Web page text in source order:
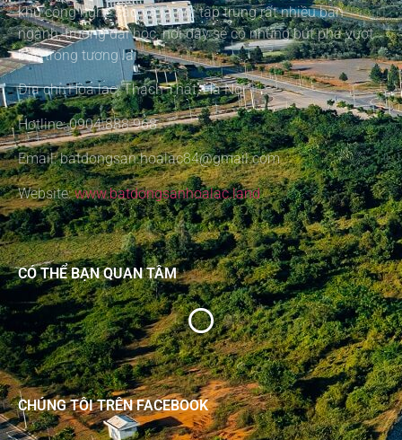
khu công nghệ cao và là nơi tập trung rất nhiều ban
ngành, trường đại học, nơi đây sẽ có những bứt phá vượt
bậc trong tương lai
Địa chỉ: Hòa lạc, Thạch Thất, Hà Nội
Hotline: 0904 888 968
Email: batdongsan.hoalac84@gmail.com
Website:www.batdongsanhoalac.land
CÓ THỂ BẠN QUAN TÂM
CHÚNG TÔI TRÊN FACEBOOK